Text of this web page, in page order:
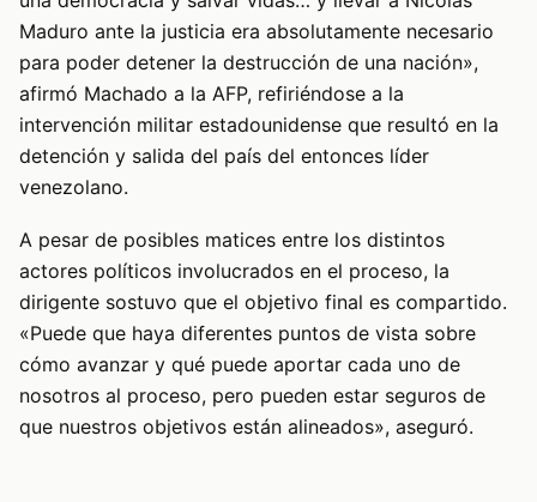
Maduro ante la justicia era absolutamente necesario
para poder detener la destrucción de una nación»,
afirmó Machado a la AFP, refiriéndose a la
intervención militar estadounidense que resultó en la
detención y salida del país del entonces líder
venezolano.
A pesar de posibles matices entre los distintos
actores políticos involucrados en el proceso, la
dirigente sostuvo que el objetivo final es compartido.
«Puede que haya diferentes puntos de vista sobre
cómo avanzar y qué puede aportar cada uno de
nosotros al proceso, pero pueden estar seguros de
que nuestros objetivos están alineados», aseguró.